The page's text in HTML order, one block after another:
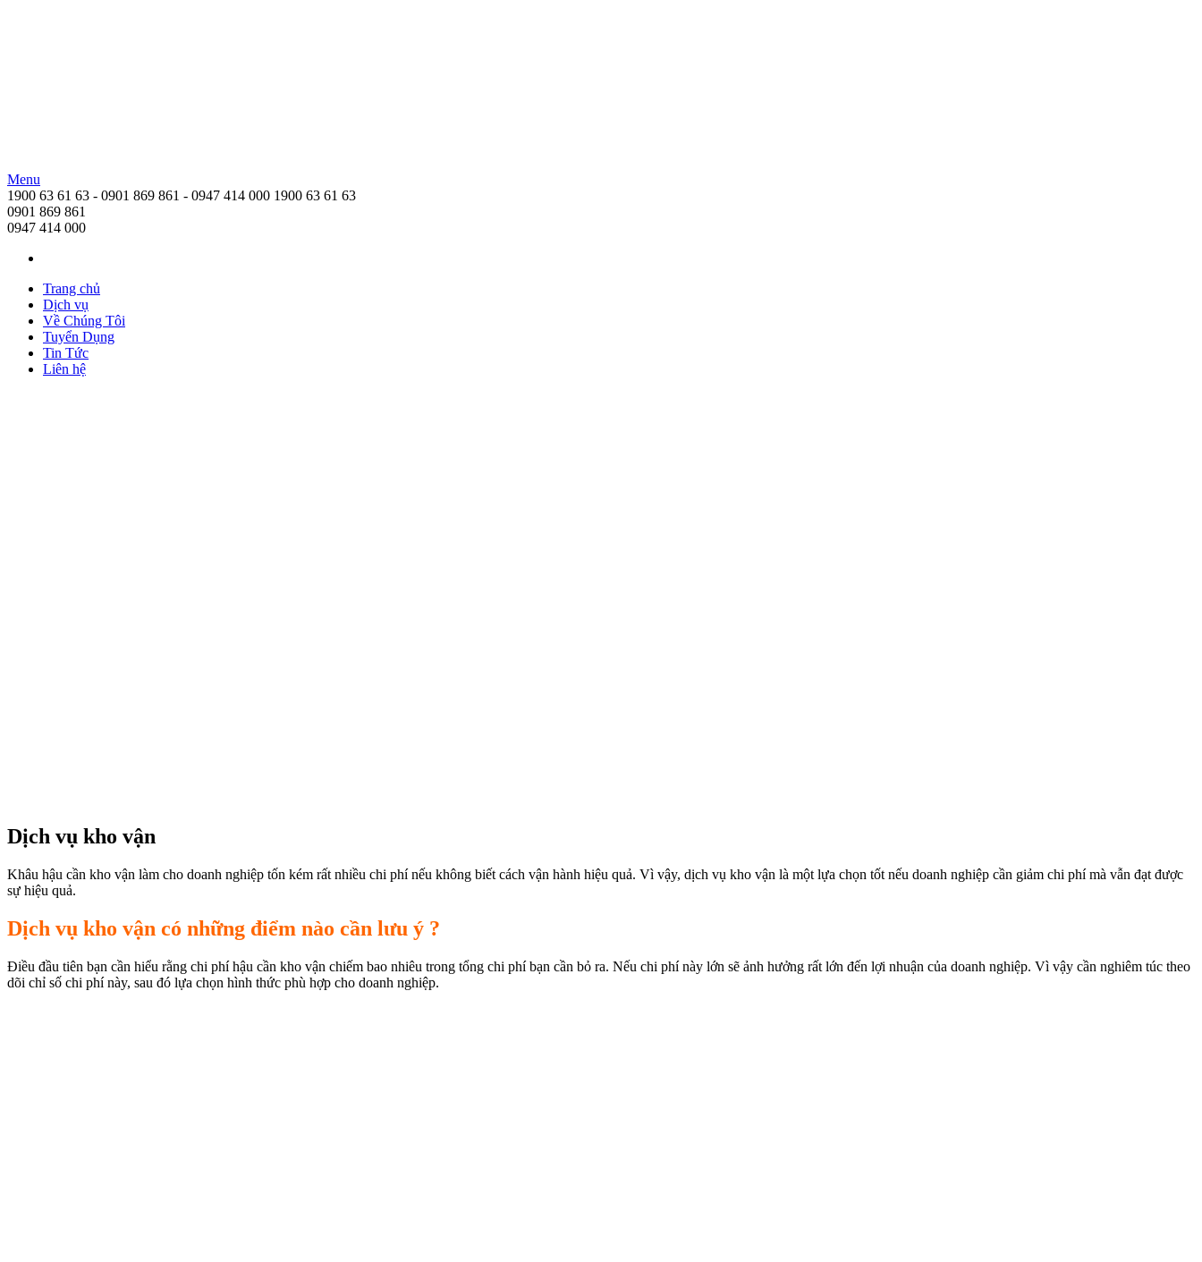
Nguyen Ngoc Logistics
Nguyễn Ngọc Logistics
Menu
1900 63 61 63 - 0901 869 861 - 0947 414 000 1900 63 61 63
0901 869 861
0947 414 000
Trang chủ
Dịch vụ
Về Chúng Tôi
Tuyển Dụng
Tin Tức
Liên hệ
Dịch vụ kho vận
Khâu hậu cần kho vận làm cho doanh nghiệp tốn kém rất nhiều chi phí nếu không biết cách vận hành hiệu quả. Vì vậy, dịch vụ kho vận là một lựa chọn tốt nếu doanh nghiệp cần giảm chi phí mà vẫn đạt được
sự hiệu quả.
Dịch vụ kho vận có những điểm nào cần lưu ý ?
Điều đầu tiên bạn cần hiểu rằng chi phí hậu cần kho vận chiếm bao nhiêu trong tổng chi phí bạn cần bỏ ra. Nếu chi phí này lớn sẽ ảnh hưởng rất lớn đến lợi nhuận của doanh nghiệp. Vì vậy cần nghiêm túc theo
dõi chỉ số chi phí này, sau đó lựa chọn hình thức phù hợp cho doanh nghiệp.